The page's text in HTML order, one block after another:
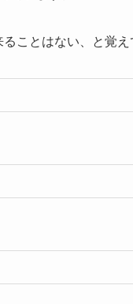
ことはない、と覚